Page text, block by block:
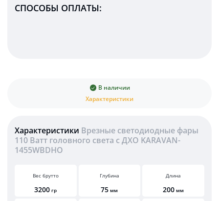
СПОСОБЫ ОПЛАТЫ:
Характеристики
В наличии
Характеристики Врезные светодиодные фары
110 Ватт головного света c ДХО KARAVAN-
1455WBDHO
Вес брутто
3200 гр
Глубина
75 мм
Длина
200 мм